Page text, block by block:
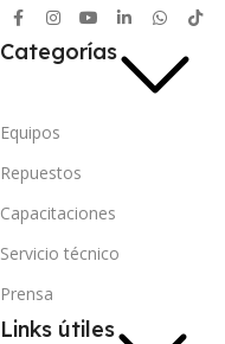
Categorías
Equipos
Repuestos
Capacitaciones
Servicio técnico
Prensa
Links útiles